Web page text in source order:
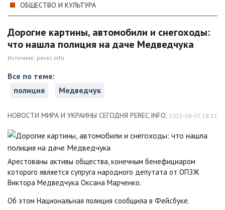
ОБЩЕСТВО И КУЛЬТУРА
Дорогие картины, автомобили и снегоходы:
что нашла полиция на даче Медведчука
Источник: perec.info
Все по теме:
полиция
Медведчук
НОВОСТИ МИРА И УКРАИНЫ СЕГОДНЯ PEREC.INFO, 2022-04-07 18:11
Арестованы активы общества, конечным бенефициаром
которого является супруга народного депутата от ОПЗЖ
Виктора Медведчука Оксана Марченко.
Об этом Национальная полиция сообщила в Фейсбуке.